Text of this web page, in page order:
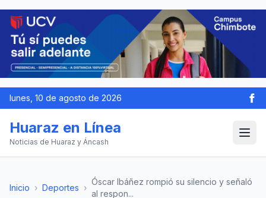
lunes, 10 de agosto de 2026
Huaraz en Línea
Noticias de Huaraz y Áncash
Inicio › Deportes ›
Óscar Ibáñez rompió su silencio y señaló
al respon...